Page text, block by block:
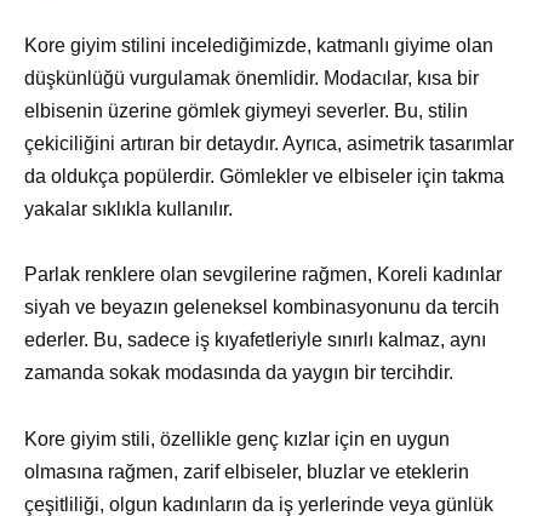
Kore giyim stilini incelediğimizde, katmanlı giyime olan
düşkünlüğü vurgulamak önemlidir. Modacılar, kısa bir
elbisenin üzerine gömlek giymeyi severler. Bu, stilin
çekiciliğini artıran bir detaydır. Ayrıca, asimetrik tasarımlar
da oldukça popülerdir. Gömlekler ve elbiseler için takma
yakalar sıklıkla kullanılır.
Parlak renklere olan sevgilerine rağmen, Koreli kadınlar
siyah ve beyazın geleneksel kombinasyonunu da tercih
ederler. Bu, sadece iş kıyafetleriyle sınırlı kalmaz, aynı
zamanda sokak modasında da yaygın bir tercihdir.
Kore giyim stili, özellikle genç kızlar için en uygun
olmasına rağmen, zarif elbiseler, bluzlar ve eteklerin
çeşitliliği, olgun kadınların da iş yerlerinde veya günlük